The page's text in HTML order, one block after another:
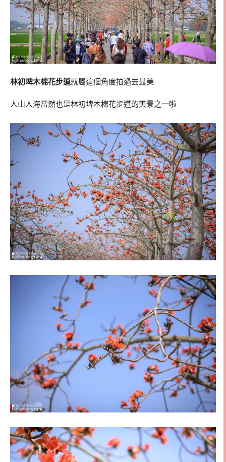
林初埤木棉花步道就屬這個角度拍過去最美
人山人海當然也是林初埤木棉花步道的美景之一啦